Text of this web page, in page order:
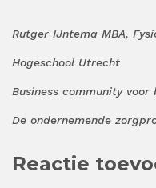
Rutger IJntema MBA,
Hogeschool Utrecht
Business community
De ondernemende
Reactie